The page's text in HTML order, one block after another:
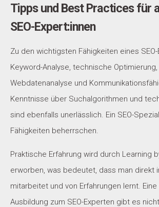
Tipps und Best Practices für
SEO-Expert:innen
Zu den wichtigsten Fähigkeiten eines
Keyword-Analyse, technische Optimierung,
Webdatenanalyse und
Kenntnisse über Suchalgorithmen und
sind ebenfalls unerlässlich. Ein SEO-
Fähigkeiten beherrschen.
Praktische Erfahrung wird durch Learning
erworben, was bedeutet, dass man direkt
mitarbeitet und von Erfahrungen lernt.
Ausbildung zum SEO-Experten gibt es